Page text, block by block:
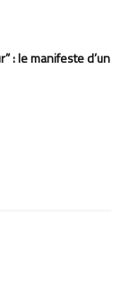
: le manifeste d’un